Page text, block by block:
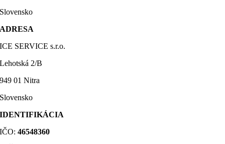
Slovensko
ADRESA
ICE SERVICE s.r.o.
Lehotská 2/B
949 01 Nitra
Slovensko
IDENTIFIKÁCIA
IČO:46548360